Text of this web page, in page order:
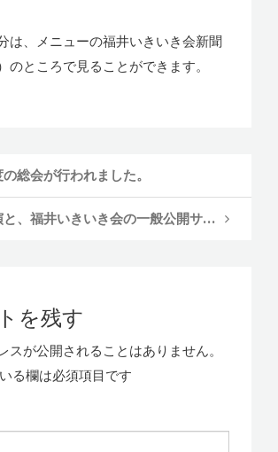
は、メニューの福井いきいき会新聞
のところで見ることができます。
総会が行われました。
5月例会講演と、福井いきいき会の一般公開サークルのご案内です。
を残す
スが公開されることはありません。
る欄は必須項目です